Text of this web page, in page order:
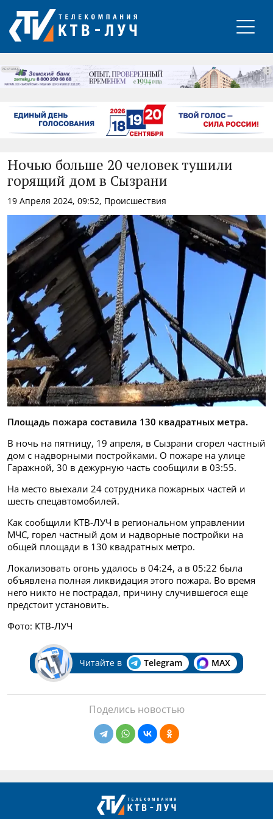
РЕКЛАМА
Ночью больше 20 человек тушили
горящий дом в Сызрани
19 Апреля 2024, 09:52, Происшествия
Площадь пожара составила 130 квадратных метра.
В ночь на пятницу, 19 апреля, в Сызрани сгорел частный
дом с надворными постройками. О пожаре на улице
Гаражной, 30 в дежурную часть сообщили в 03:55.
На место выехали 24 сотрудника пожарных частей и
шесть спецавтомобилей.
Как сообщили КТВ-ЛУЧ в региональном управлении
МЧС, горел частный дом и надворные постройки на
общей площади в 130 квадратных метро.
Локализовать огонь удалось в 04:24, а в 05:22 была
объявлена полная ликвидация этого пожара. Во время
него никто не пострадал, причину случившегося еще
предстоит установить.
Фото: КТВ-ЛУЧ
Читайте в Telegram MAX
Поделись новостью